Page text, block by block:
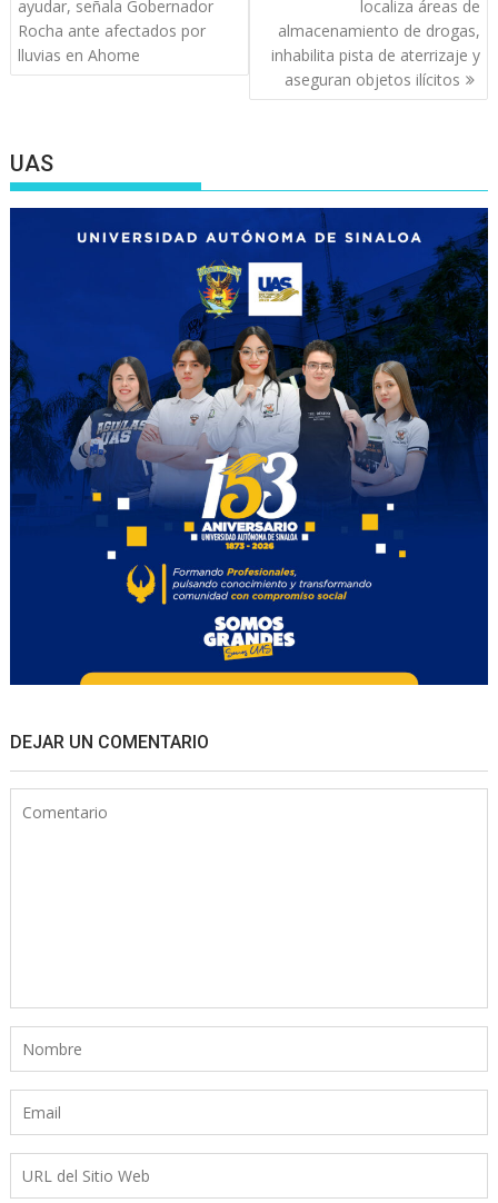
entradas
ayudar, señala Gobernador
Rocha ante afectados por
lluvias en Ahome
localiza áreas de
almacenamiento de drogas,
inhabilita pista de aterrizaje y
aseguran objetos ilícitos
UAS
DEJAR UN COMENTARIO